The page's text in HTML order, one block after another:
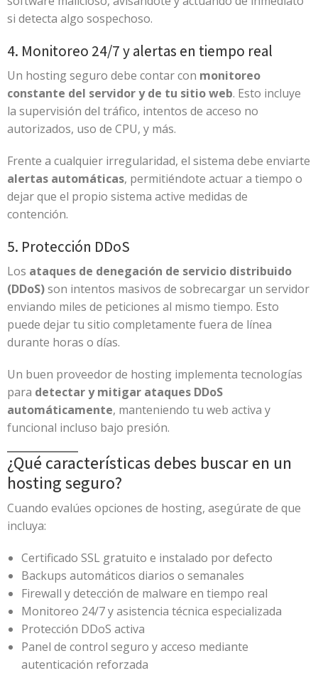
si detecta algo sospechoso.
4. Monitoreo 24/7 y alertas en tiempo real
Un hosting seguro debe contar con monitoreo
constante del servidor y de tu sitio web. Esto incluye
la supervisión del tráfico, intentos de acceso no
autorizados, uso de CPU, y más.
Frente a cualquier irregularidad, el sistema debe enviarte
alertas automáticas, permitiéndote actuar a tiempo o
dejar que el propio sistema active medidas de
contención.
5. Protección DDoS
Los ataques de denegación de servicio distribuido
(DDoS)son intentos masivos de sobrecargar un servidor
enviando miles de peticiones al mismo tiempo. Esto
puede dejar tu sitio completamente fuera de línea
durante horas o días.
Un buen proveedor de hosting implementa tecnologías
para detectar y mitigar ataques DDoS
automáticamente, manteniendo tu web activa y
funcional incluso bajo presión.
¿Qué características debes buscar en un
hosting seguro?
Cuando evalúes opciones de hosting, asegúrate de que
incluya:
Certificado SSL gratuito e instalado por defecto
Backups automáticos diarios o semanales
Firewall y detección de malware en tiempo real
Monitoreo 24/7 y asistencia técnica especializada
Protección DDoS activa
Panel de control seguro y acceso mediante
autenticación reforzada